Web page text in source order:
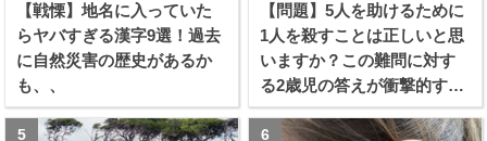
【戦慄】地名に入っていた
らヤバすぎる漢字9選！過去
に自然災害の歴史があるか
も、、
【問題】5人を助けるために
1人を殺すことは正しいと思
いますか？この難問に対す
る2歳児の答えが衝撃的すぎ
る！！